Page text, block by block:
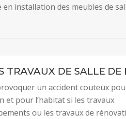
installation des meubles de
TRAVAUX DE SALLE DE
un accident couteux
et pour l’habitat si les travaux
ou les travaux de